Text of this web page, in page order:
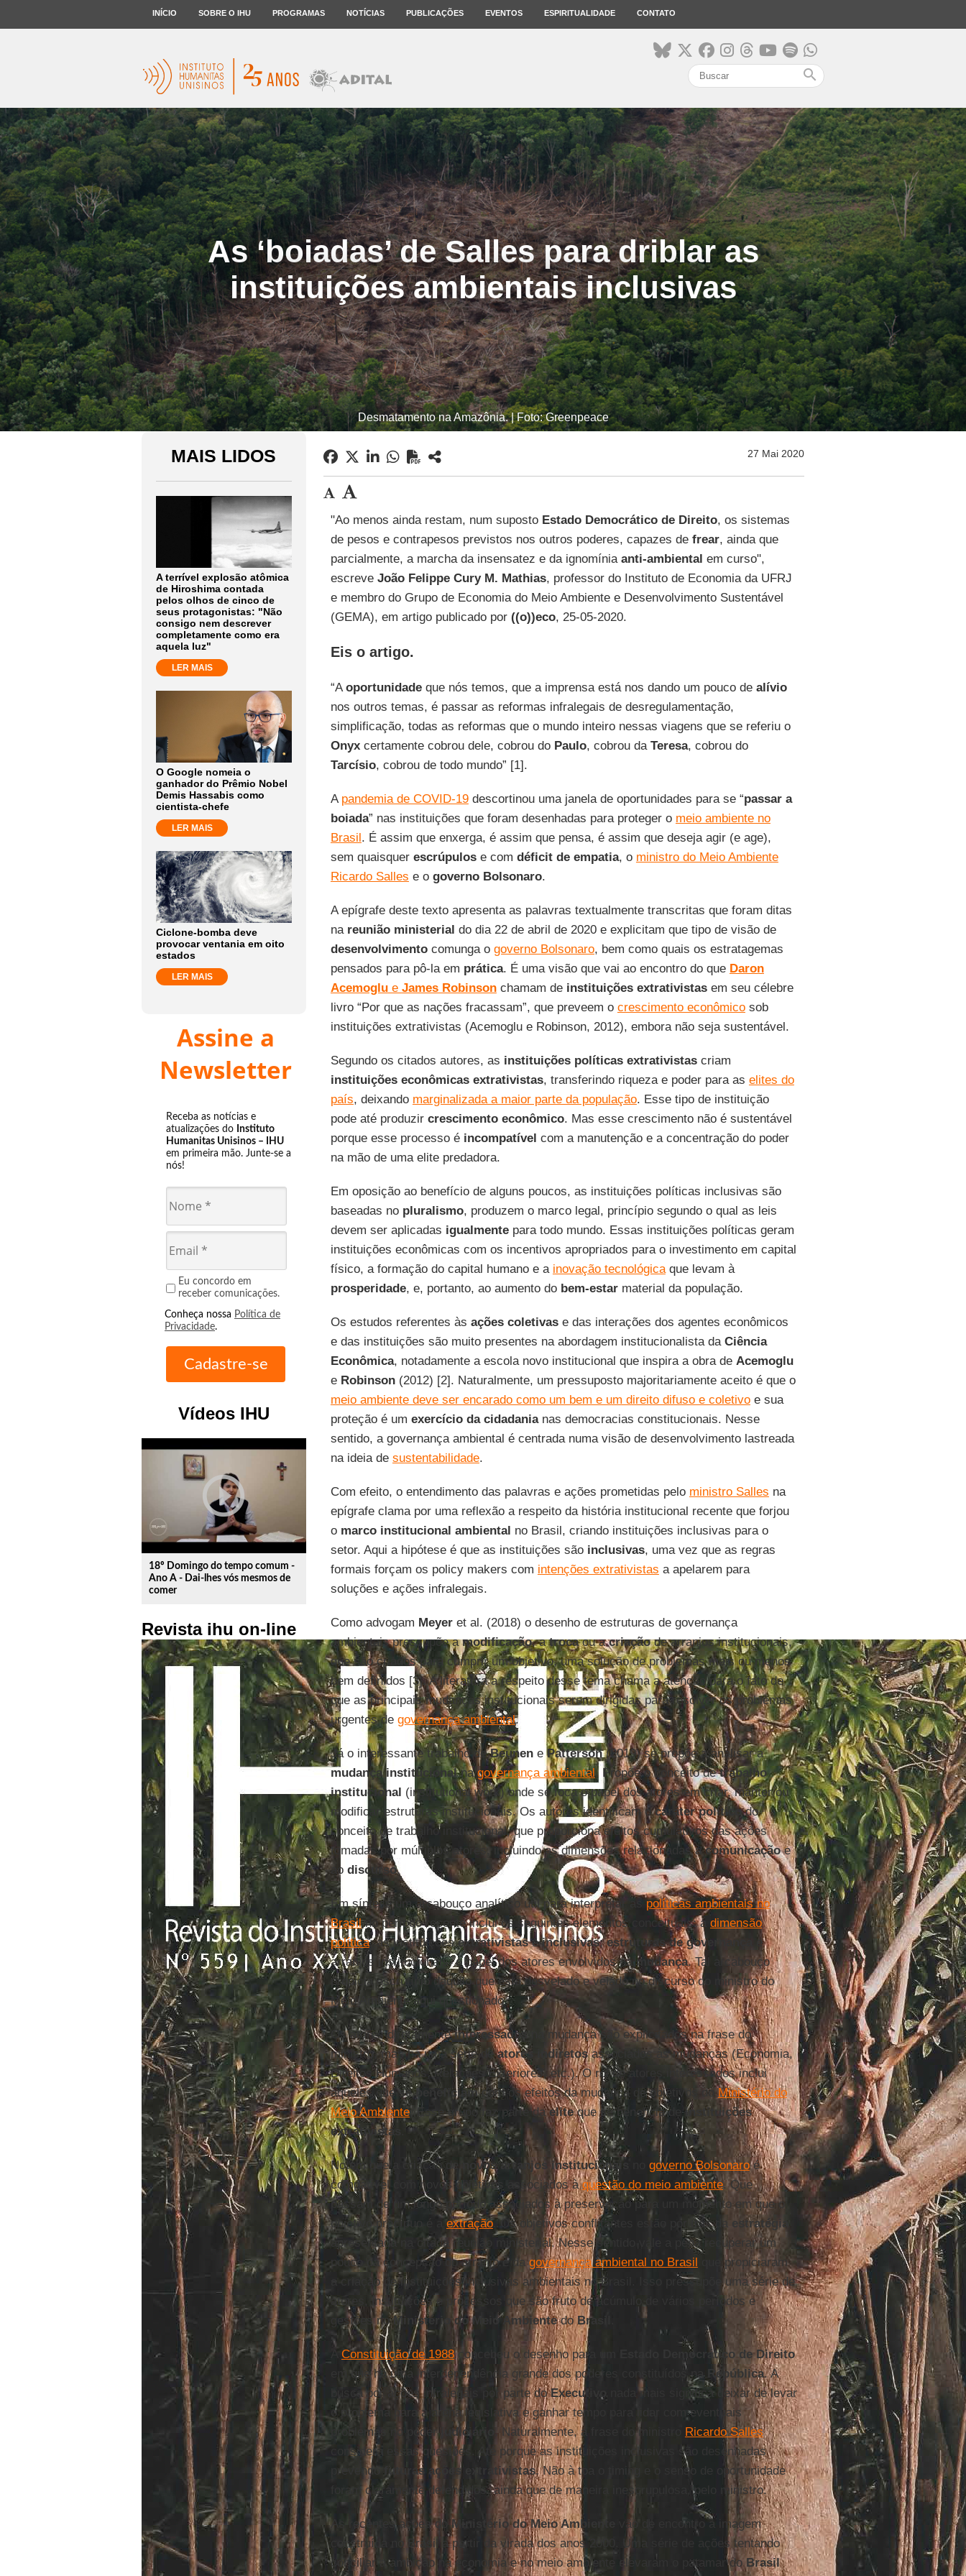
INÍCIO SOBRE O IHU PROGRAMAS NOTÍCIAS PUBLICAÇÕES EVENTOS ESPIRITUALIDADE CONTATO
search
As ‘boiadas’ de Salles para driblar as
instituições ambientais inclusivas
Desmatamento na Amazônia. | Foto: Greenpeace
MAIS LIDOS
A terrível explosão atômica
de Hiroshima contada
pelos olhos de cinco de
seus protagonistas: "Não
consigo nem descrever
completamente como era
aquela luz"
LER MAIS
O Google nomeia o
ganhador do Prêmio Nobel
Demis Hassabis como
cientista-chefe
LER MAIS
Ciclone-bomba deve
provocar ventania em oito
estados
LER MAIS
Assine a
Newsletter
Receba as notícias e
atualizações do Instituto
Humanitas Unisinos – IHU
em primeira mão. Junte-se a
nós!
Eu concordo em
receber comunicações.
Conheça nossa Política de
Privacidade.
Vídeos IHU
play_circle_outline
18º Domingo do tempo comum -
Ano A - Dai-lhes vós mesmos de
comer
Revista ihu on-line
27 Mai 2020
"Ao menos ainda restam, num suposto Estado Democrático de Direito, os sistemas
de pesos e contrapesos previstos nos outros poderes, capazes de frear, ainda que
parcialmente, a marcha da insensatez e da ignomínia anti-ambiental em curso",
escreve João Felippe Cury M. Mathias, professor do Instituto de Economia da UFRJ
e membro do Grupo de Economia do Meio Ambiente e Desenvolvimento Sustentável
(GEMA), em artigo publicado por ((o))eco, 25-05-2020.
Eis o artigo.
“Aoportunidadeque nós temos, que a imprensa está nos dando um pouco de alívio
nos outros temas, é passar as reformas infralegais de desregulamentação,
simplificação, todas as reformas que o mundo inteiro nessas viagens que se referiu o
Onyxcertamente cobrou dele, cobrou do Paulo, cobrou da Teresa, cobrou do
Tarcísio, cobrou de todo mundo” [1].
A pandemia de COVID-19descortinou uma janela de oportunidades para se “passar a
boiada” nas instituições que foram desenhadas para proteger o meio ambiente no
Brasil. É assim que enxerga, é assim que pensa, é assim que deseja agir (e age),
sem quaisquer escrúpulose com déficit de empatia, o ministro do Meio Ambiente
Ricardo Salles e o governo Bolsonaro.
A epígrafe deste texto apresenta as palavras textualmente transcritas que foram ditas
na reunião ministerial do dia 22 de abril de 2020 e explicitam que tipo de visão de
desenvolvimento comunga o governo Bolsonaro, bem como quais os estratagemas
pensados para pô-la em prática. É uma visão que vai ao encontro do que Daron
Acemoglue James Robinsonchamam de instituições extrativistasem seu célebre
livro “Por que as nações fracassam”, que preveem o crescimento econômicosob
instituições extrativistas (Acemoglu e Robinson, 2012), embora não seja sustentável.
Segundo os citados autores, as instituições políticas extrativistascriam
instituições econômicas extrativistas, transferindo riqueza e poder para as elites do
país, deixando marginalizada a maior parte da população. Esse tipo de instituição
pode até produzir crescimento econômico. Mas esse crescimento não é sustentável
porque esse processo é incompatível com a manutenção e a concentração do poder
na mão de uma elite predadora.
Em oposição ao benefício de alguns poucos, as instituições políticas inclusivas são
baseadas no pluralismo, produzem o marco legal, princípio segundo o qual as leis
devem ser aplicadas igualmentepara todo mundo. Essas instituições políticas geram
instituições econômicas com os incentivos apropriados para o investimento em capital
físico, a formação do capital humano e a inovação tecnológicaque levam à
prosperidade, e, portanto, ao aumento do bem-estarmaterial da população.
Os estudos referentes às ações coletivase das interações dos agentes econômicos
e das instituições são muito presentes na abordagem institucionalista da Ciência
Econômica, notadamente a escola novo institucional que inspira a obra de Acemoglu
e Robinson(2012) [2]. Naturalmente, um pressuposto majoritariamente aceito é que o
meio ambiente deve ser encarado como um bem e um direito difuso e coletivoe sua
proteção é um exercício da cidadanianas democracias constitucionais. Nesse
sentido, a governança ambiental é centrada numa visão de desenvolvimento lastreada
na ideia de sustentabilidade.
Com efeito, o entendimento das palavras e ações prometidas pelo ministro Salles na
epígrafe clama por uma reflexão a respeito da história institucional recente que forjou
o marco institucional ambiental no Brasil, criando instituições inclusivas para o
setor. Aqui a hipótese é que as instituições são inclusivas, uma vez que as regras
formais forçam os policy makers com intenções extrativistas a apelarem para
soluções e ações infralegais.
Como advogam Meyeret al. (2018) o desenho de estruturas de governança
ambientais pressupõe amodificação, atrocaou acriaçãode arranjos institucionais,
que são criados para cumprir um objetivo, uma solução de problemas mais ou menos
bem definidos [3]. A literatura a respeito desse tema chama a atenção para o fato de
que as principais mudanças institucionais serem dirigidas para resolver os problemas
urgentes de governança ambiental.
Já o interessante trabalho deBeunenePatterson(2019) se propõe a analisar a
mudança institucionalnagovernança ambiental. Propõe o conceito detrabalho
institucional (institutional work) onde se foca o papel dos atores em criar, manter ou
modificar estruturas institucionais. Os autores identificam ocaráter políticodo
conceito de trabalho institucional, que proporciona efeitos cumulativos das ações
tomadas por múltiplos atores, incluindo as dimensões relacionadas àcomunicaçãoe
ao discurso.
Em síntese um arcabouço analítico útil para interpretar as políticas ambientais no
Brasilno período recente inclui os seguintes elementos conceituais: a dimensão
política; as instituiçõesextrativistaseinclusivas;estruturas de governança
e
arranjos institucionais; o papel dos atores envolvidos na mudança. Tal arcabouço
propicia escrutínio daquilo que está desvelado e velado no discurso do ministro do
Meio Ambiente aqui questionado.
Os atores diretamenteinteressadosna mudança são explicitados na frase do
ministro, mas há uma série deatores indiretosassociados às mudanças (Economia,
Direitos Humanos, Relações Exteriores, etc.). O rol de atores interessados inclui
aqueles que sebeneficiamcom os efeitos da mudança de objetivos doMinistério do
Meio Ambiente. Esse grupo faz parte daeliteque se beneficia deinstituições
extrativistas
Notem que a criação de novos arranjos institucionais governo Bolsonaroé
compatível com novos objetivos associados àquestão do meio ambiente. Que
passam de um longo período associados à preservação para um momento em que o
objetivo precípuo é a extração. Os objetivos conflitantes estão por trás da estratégia
apresentada na citada reunião ministerial. Nesse sentido vale a pena recuperar um
pouco da concepção do arranjo e dagovernança ambiental no Brasil que propiciaram
a criação de instituições inclusivas ambientais no Brasil. Isso pressupõe uma série de
atores, instituições e processos que são fruto de acúmulo de vários períodos e
gestões noMinistério do Meio AmbientedoBrasil
Constituição de 1988concebeu o desenho para um
Estado Democrático de Direito
em que há uma interdependência grande dos poderes constituídos na
República. A
busca por ações infralegais por parte doExecutivonada mais significa deixar de levar
o problema para a arena legislativa e ganhar tempo para lidar com eventuais
problemas no poder
judiciário . Naturalmente, a frase do ministro Ricardo Salles
considera essas questões. Até porque as instituições inclusivas são desenhadas
prevendo
futuras ações extrativistas. Não à toa o timing e o senso de oportunidade
foram claramente defendidos, ainda que de maneira inescrupulosa, pelo ministro.
As recentes ações do Ministério do Meio Ambiente
vão de encontro à imagem
construída no Brasil a partir da virada dos anos 2000. Uma série de ações tentando
conciliar a ambição na economia e no meio ambiente elevaram o patamar doBrasil